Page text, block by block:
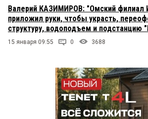
Валерий КАЗИМИРОВ: "Омский филиал
приложил руки, чтобы украсть,
структуру, водоподъем и подстанцию
15 января 09:55 0 3688